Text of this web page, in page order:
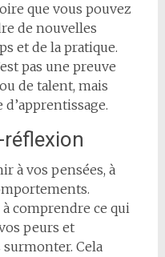
que vous pouvez
de nouvelles
et de la pratique.
pas une preuve
de talent, mais
réflexion
à vos pensées, à
comprendre ce qui
peurs et
Cela